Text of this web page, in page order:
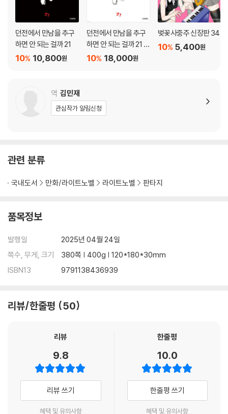
던전에서 만남을 추구
하면 안 되는 걸까 21
10,800원
10%
던전에서 만남을 추구
하면 안 되는 걸까 21 소
책자 특장판18,000원
10%
벚꽃사중주 신장판 34
5,400원
10%
역 김민재
관심작가 알림신청
관련 분류
국내도서 만화/라이트노벨 라이트노벨 판타지
품목정보
발행일
2025년 04월 24일
쪽수, 무게, 크기
380쪽 | 400g | 120*180*30mm
ISBN13
9791138436939
리뷰/한줄평 50
리뷰
9.8
리뷰 쓰기
혜택 및 유의사항
한줄평
10.0
한줄평 쓰기
혜택 및 유의사항